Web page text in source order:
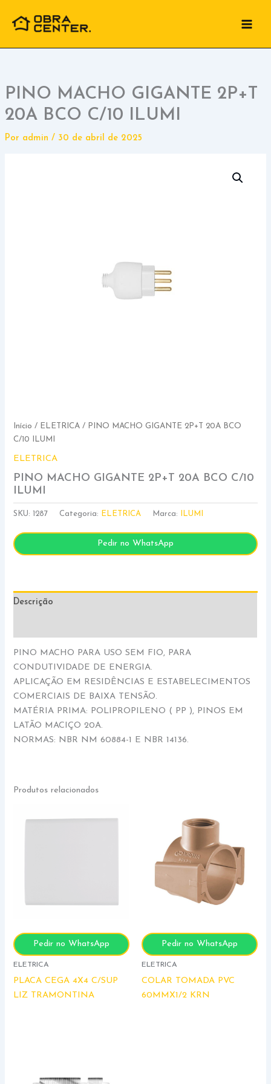
para
conteúdo
PINO MACHO GIGANTE 2P+T
20A BCO C/10 ILUMI
Por admin / 30 de abril de 2025
Início / ELETRICA / PINO MACHO GIGANTE 2P+T 20A BCO
C/10 ILUMI
ELETRICA
PINO MACHO GIGANTE 2P+T 20A BCO C/10
ILUMI
SKU: 1287 Categoria: ELETRICA Marca: ILUMI
Pedir no WhatsApp
Descrição
PINO MACHO PARA USO SEM FIO, PARA
CONDUTIVIDADE DE ENERGIA.
APLICAÇÃO EM RESIDÊNCIAS E ESTABELECIMENTOS
COMERCIAIS DE BAIXA TENSÃO.
MATÉRIA PRIMA: POLIPROPILENO ( PP ), PINOS EM
LATÃO MACIÇO 20A.
NORMAS: NBR NM 60884-1 E NBR 14136.
Produtos relacionados
Pedir no WhatsApp
ELETRICA
PLACA CEGA 4X4 C/SUP
LIZ TRAMONTINA
Pedir no WhatsApp
ELETRICA
COLAR TOMADA PVC
60MMX1/2 KRN